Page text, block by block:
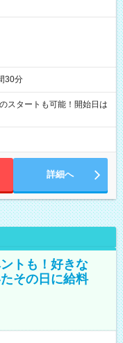
30分
スタートも可能！開始日は
詳細へ
トも！好きな
その日に給料